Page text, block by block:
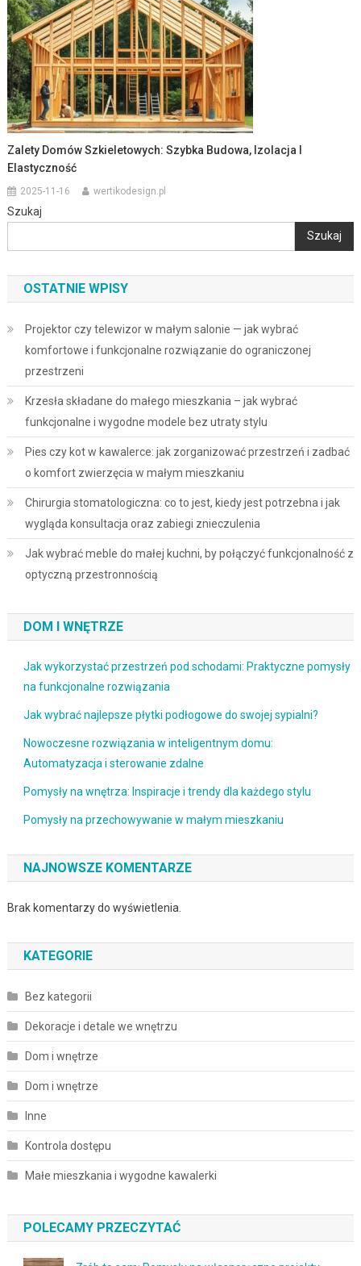
Zalety Domów Szkieletowych: Szybka Budowa, Izolacja I
Elastyczność
2025-11-16 wertikodesign.pl
Szukaj
Szukaj
OSTATNIE WPISY
Projektor czy telewizor w małym salonie — jak wybrać
komfortowe i funkcjonalne rozwiązanie do ograniczonej
przestrzeni
Krzesła składane do małego mieszkania – jak wybrać
funkcjonalne i wygodne modele bez utraty stylu
Pies czy kot w kawalerce: jak zorganizować przestrzeń i zadbać
o komfort zwierzęcia w małym mieszkaniu
Chirurgia stomatologiczna: co to jest, kiedy jest potrzebna i jak
wygląda konsultacja oraz zabiegi znieczulenia
Jak wybrać meble do małej kuchni, by połączyć funkcjonalność z
optyczną przestronnością
DOM I WNĘTRZE
Jak wykorzystać przestrzeń pod schodami: Praktyczne pomysły
na funkcjonalne rozwiązania
Jak wybrać najlepsze płytki podłogowe do swojej sypialni?
Nowoczesne rozwiązania w inteligentnym domu:
Automatyzacja i sterowanie zdalne
Pomysły na wnętrza: Inspiracje i trendy dla każdego stylu
Pomysły na przechowywanie w małym mieszkaniu
NAJNOWSZE KOMENTARZE
Brak komentarzy do wyświetlenia.
KATEGORIE
Bez kategorii
Dekoracje i detale we wnętrzu
Dom i wnętrze
Dom i wnętrze
Inne
Kontrola dostępu
Małe mieszkania i wygodne kawalerki
POLECAMY PRZECZYTAĆ